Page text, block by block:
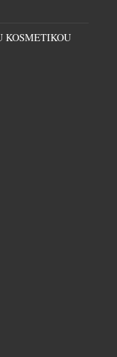
KOSMETIKOU